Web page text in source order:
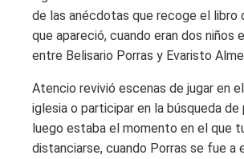
de las anécdotas que recoge el libro
que apareció, cuando eran dos niños
entre Belisario Porras y Evaristo
Atencio revivió escenas de jugar en
iglesia o participar en la búsqueda de
luego estaba el momento en el que
distanciarse, cuando Porras se fue a